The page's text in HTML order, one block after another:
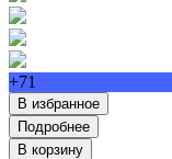
+71
В избранное
Подробнее
В корзину